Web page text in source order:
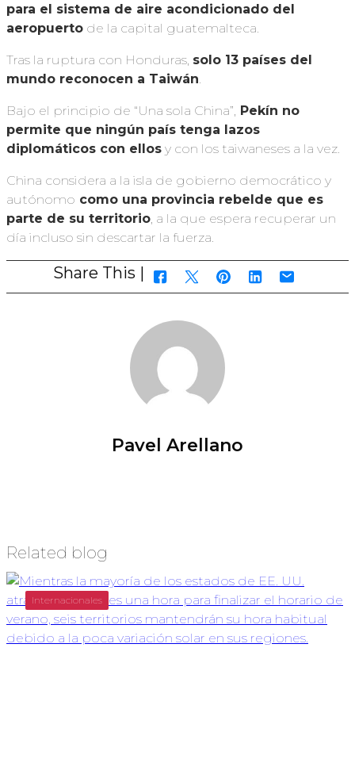
para el sistema de aire acondicionado del
aeropuerto de la capital guatemalteca.
Tras la ruptura con Honduras, solo 13 países del
mundo reconocen a Taiwán.
Bajo el principio de “Una sola China”, Pekín no
permite que ningún país tenga lazos
diplomáticos con ellos y con los taiwaneses a la vez.
China considera a la isla de gobierno democrático y
autónomo como una provincia rebelde que es
parte de su territorio, a la que espera recuperar un
día incluso sin descartar la fuerza.
Share This |
Pavel Arellano
Related blog
Internacionales